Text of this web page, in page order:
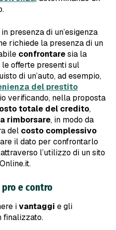
presenza di un’esigenza
richiede la presenza di un
confrontaresia la
offerte presenti sul
di un’auto, ad esempio,
del prestito
verificando, nella proposta
totale del credito,
rimborsare, in modo da
del costo complessivo
il dato per confrontarlo
l’utilizzo di un sito
e contro
ivantaggi e gli
finalizzato.